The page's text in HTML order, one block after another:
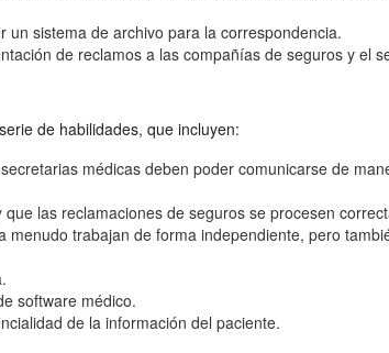
sistema de archivo para la correspondencia.
de reclamos a las compañías de seguros y el
de habilidades, que incluyen:
médicas deben poder comunicarse de
las reclamaciones de seguros se procesen
menudo trabajan de forma independiente, pero
software médico.
de la información del paciente.